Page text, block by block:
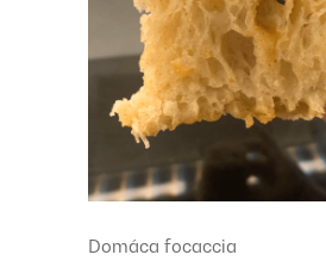
Domáca focaccia